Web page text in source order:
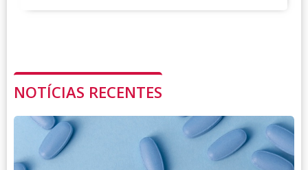
NOTÍCIAS RECENTES